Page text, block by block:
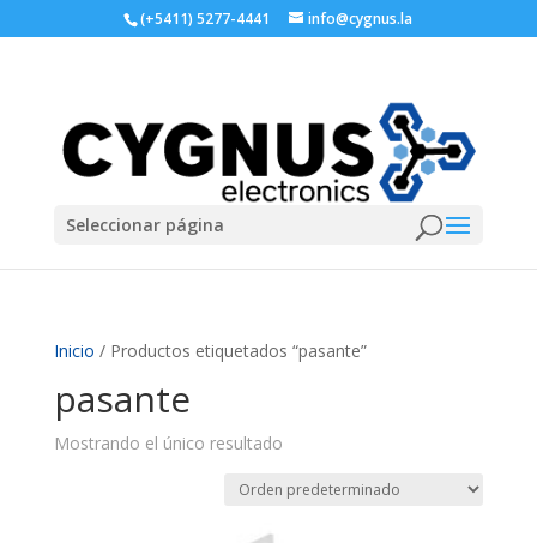
(+5411) 5277-4441 info@cygnus.la
Seleccionar página
Inicio / Productos etiquetados “pasante”
pasante
Mostrando el único resultado